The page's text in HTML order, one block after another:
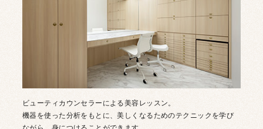
ビューティカウンセラーによる美容レッスン。
機器を使った分析をもとに、美しくなるためのテクニックを学び